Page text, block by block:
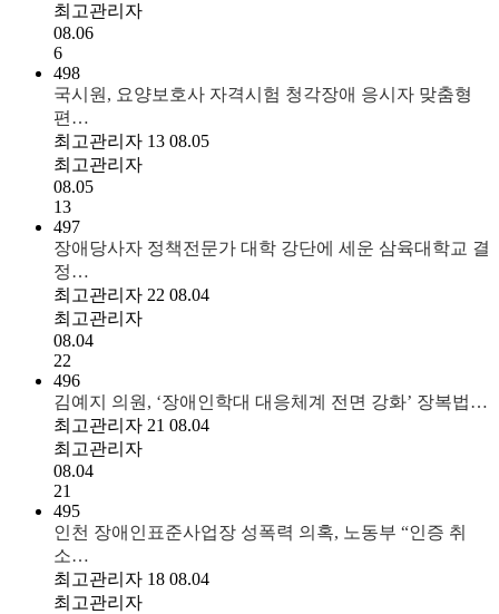
최고관리자
08.06
6
498
국시원, 요양보호사 자격시험 청각장애 응시자 맞춤형
편…
최고관리자 13 08.05
최고관리자
08.05
13
497
장애당사자 정책전문가 대학 강단에 세운 삼육대학교 결
정…
최고관리자 22 08.04
최고관리자
08.04
22
496
김예지 의원, ‘장애인학대 대응체계 전면 강화’ 장복법…
최고관리자 21 08.04
최고관리자
08.04
21
495
인천 장애인표준사업장 성폭력 의혹, 노동부 “인증 취
소…
최고관리자 18 08.04
최고관리자